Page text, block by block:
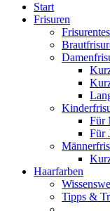
Start
Frisuren
Für
Für
Haarfarben
Tipps &